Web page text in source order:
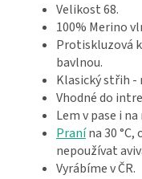
Velikost 68.
100% Merino
Protiskluzová
bavlnou.
Klasický střih -
Vhodné do
Lem v pase i
Pranína 30
nepoužívat
Vyrábíme v ČR.